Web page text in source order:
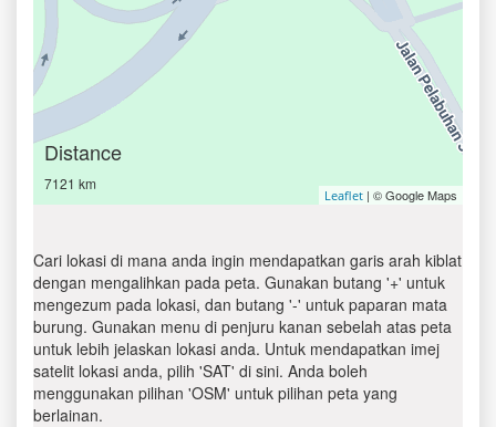
Distance
7121 km
Leaflet | © Google Maps
Cari lokasi di mana anda ingin mendapatkan garis arah kiblat
dengan mengalihkan pada peta. Gunakan butang '+' untuk
mengezum pada lokasi, dan butang '-' untuk paparan mata
burung. Gunakan menu di penjuru kanan sebelah atas peta
untuk lebih jelaskan lokasi anda. Untuk mendapatkan imej
satelit lokasi anda, pilih 'SAT' di sini. Anda boleh
menggunakan pilihan 'OSM' untuk pilihan peta yang
berlainan.